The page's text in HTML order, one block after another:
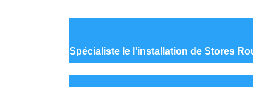
Spécialiste le l'installation de Stores